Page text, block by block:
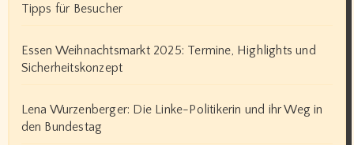
Tipps für Besucher
Essen Weihnachtsmarkt 2025: Termine, Highlights und
Sicherheitskonzept
Lena Wurzenberger: Die Linke-Politikerin und ihr Weg in
den Bundestag